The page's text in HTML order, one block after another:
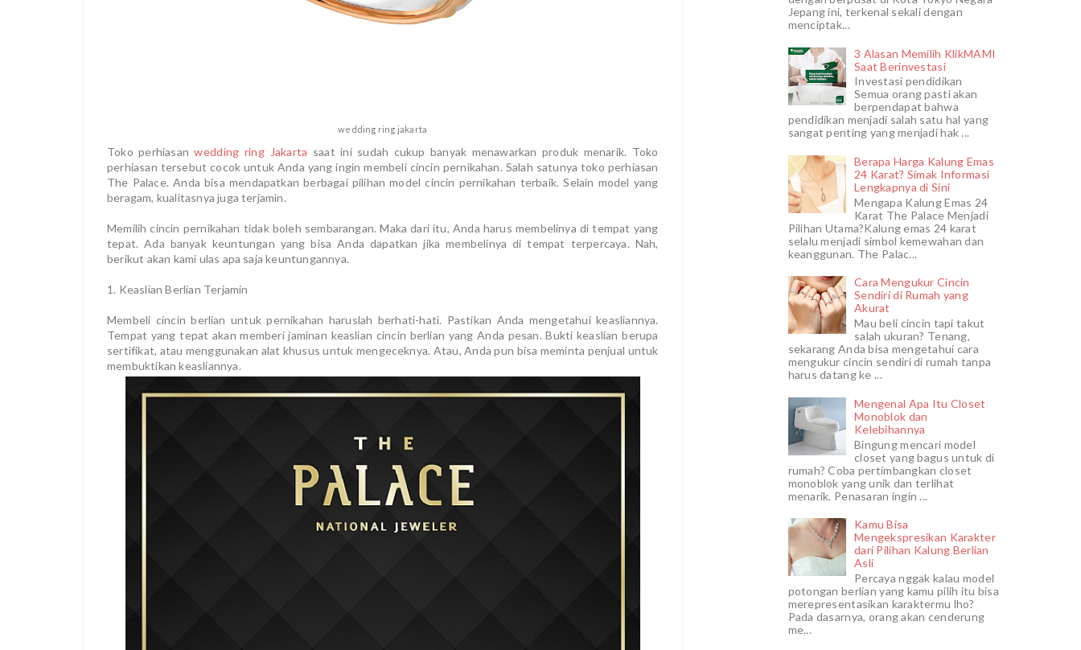
wedding ring jakarta
Toko perhiasanwedding ring Jakarta saat ini sudah cukup banyak menawarkan produk menarik. Toko
perhiasan tersebut cocok untuk Anda yang ingin membeli cincin pernikahan. Salah satunya toko perhiasan
The Palace. Anda bisa mendapatkan berbagai pilihan model cincin pernikahan terbaik. Selain model yang
beragam, kualitasnya juga terjamin.
Memilih cincin pernikahan tidak boleh sembarangan. Maka dari itu, Anda harus membelinya di tempat yang
tepat. Ada banyak keuntungan yang bisa Anda dapatkan jika membelinya di tempat terpercaya. Nah,
berikut akan kami ulas apa saja keuntungannya.
1. Keaslian Berlian Terjamin
Membeli cincin berlian untuk pernikahan haruslah berhati-hati. Pastikan Anda mengetahui keasliannya.
Tempat yang tepat akan memberi jaminan keaslian cincin berlian yang Anda pesan. Bukti keaslian berupa
sertifikat, atau menggunakan alat khusus untuk mengeceknya. Atau, Anda pun bisa meminta penjual untuk
membuktikan keasliannya.
Jepang ini, terkenal sekali dengan
menciptak...
3 Alasan Memilih KlikMAMI
Saat Berinvestasi
Investasi pendidikan
Semua orang pasti akan
berpendapat bahwa
pendidikan menjadi salah satu hal yang
sangat penting yang menjadi hak ...
Berapa Harga Kalung Emas
24 Karat? Simak Informasi
Lengkapnya di Sini
Mengapa Kalung Emas 24
Karat The Palace Menjadi
Pilihan Utama?Kalung emas 24 karat
selalu menjadi simbol kemewahan dan
keanggunan. The Palac...
Cara Mengukur Cincin
Sendiri di Rumah yang
Akurat
Mau beli cincin tapi takut
salah ukuran? Tenang,
sekarang Anda bisa mengetahui cara
mengukur cincin sendiri di rumah tanpa
harus datang ke ...
Mengenal Apa Itu Closet
Monoblok dan
Kelebihannya
Bingung mencari model
closet yang bagus untuk di
rumah? Coba pertimbangkan closet
monoblok yang unik dan terlihat
menarik. Penasaran ingin ...
Kamu Bisa
Mengekspresikan Karakter
dari Pilihan Kalung Berlian
Asli
Percaya nggak kalau model
potongan berlian yang kamu pilih itu bisa
merepresentasikan karaktermu lho?
Pada dasarnya, orang akan cenderung
me...